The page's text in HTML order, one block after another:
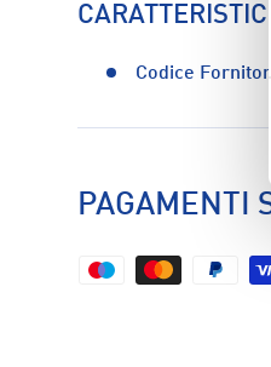
Codice
PAGAMENTI